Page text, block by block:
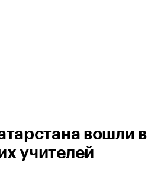
вошли в
учителей